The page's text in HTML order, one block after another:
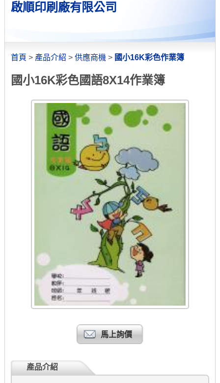
啟順印刷廠有限公司
首頁 > 產品介紹 > 供應商機 > 國小16K彩色作業簿
國小16K彩色國語8X14作業簿
馬上詢價
產品介紹